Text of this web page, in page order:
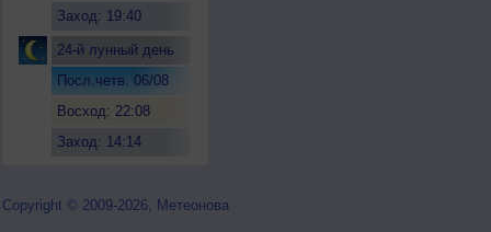
Заход: 19:40
24-й лунный день
Посл.четв. 06/08
Восход: 22:08
Заход: 14:14
Copyright © 2009-2026, Метеонова